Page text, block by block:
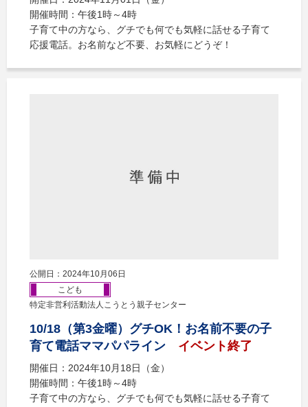
開催時間：午後1時～4時
子育て中の方なら、グチでも何でも気軽に話せる子育て
応援電話。お名前など不要、お気軽にどうぞ！
公開日：2024年10月06日
こども
特定非営利活動法人こうとう親子センター
10/18（第3金曜）グチOK！お名前不要の子
育て電話ママパパライン
イベント終了
開催日：2024年10月18日（金）
開催時間：午後1時～4時
子育て中の方なら、グチでも何でも気軽に話せる子育て